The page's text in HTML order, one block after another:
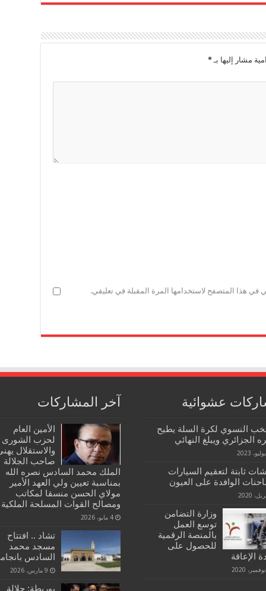
مشار إليها بـ*
في هذا المتصفح لاستخدامها المرة المقبلة في تعليقي.
عشوائية
النسوي لكرة السلة يطيح
الجزائري ويبلغ النهائي
ثابتة لتعقيم السيارات
الوافدة على العيون
وزارة التضامن
توسع العمل
بالمنصة الرقمية
للحصول على
الإعاقة
آخر المشاركات
الأمين العام
لحزب الشورى
والاستقلال
صاحب الجلالة
الملك محمد السادس نصره الله
بمناسبة تعيين ولي العهد الأمير
مولاي الحسن منسقا لمكاتب
ومصالح القوات المسلحة الملكية
4 مايو، 2026
تشاد .. افتتاح
مسجد محمد
السادس
9 مارس، 2026